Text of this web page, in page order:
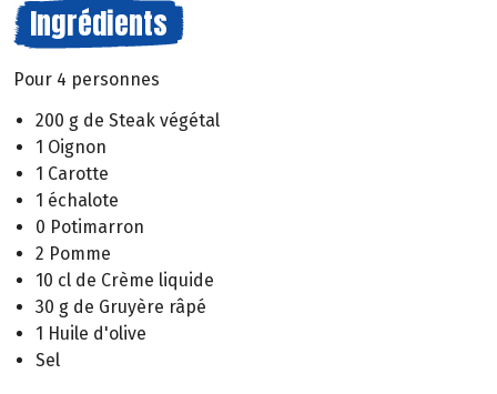
Ingrédients
Pour 4 personnes
200 g de Steak végétal
1 Oignon
1 Carotte
1 échalote
0 Potimarron
2 Pomme
10 cl de Crème liquide
30 g de Gruyère râpé
1 Huile d'olive
Sel